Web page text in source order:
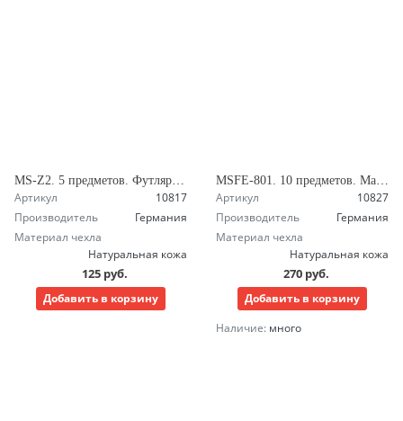
MS-Z2. 5 предметов. Футляр на кнопке. Маникюрный набор Зингер
Артикул
10817
Производитель
Германия
Материал чехла
Натуральная кожа
125 руб.
Добавить в корзину
MSFE-801. 10 предметов. Маникюрный набор Зингер
Артикул
10827
Производитель
Германия
Материал чехла
Натуральная кожа
270 руб.
Добавить в корзину
Наличие: много